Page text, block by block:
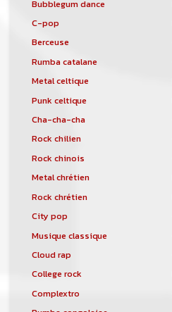
Bubblegum dance
C-pop
Berceuse
Rumba catalane
Metal celtique
Punk celtique
Cha-cha-cha
Rock chilien
Rock chinois
Metal chrétien
Rock chrétien
City pop
Musique classique
Cloud rap
College rock
Complextro